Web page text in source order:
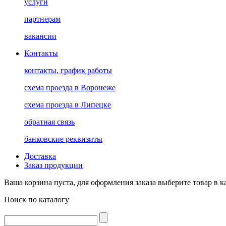
услуги
партнерам
вакансии
Контакты
контакты, график работы
схема проезда в Воронеже
схема проезда в Липецке
обратная связь
банковские реквизиты
Доставка
Заказ продукции
Ваша корзина пуста, для оформления заказа выберите товар в
Поиск по каталогу